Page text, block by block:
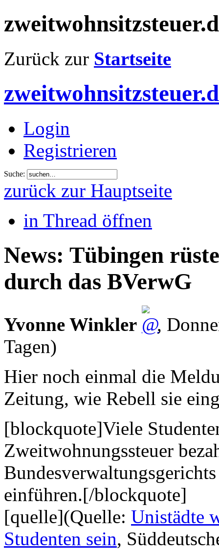
Zurück zur Startseite
Login
Registrieren
Suche:
zurück zur Hauptseite
in Thread öffnen
News: Tübingen
durch das BVerwG
Yvonne Winkler ,
Tagen)
Hier noch einmal die
Zeitung, wie Rebell sie
[blockquote]Viele
Zweitwohnungssteuer
einführen.[/blockquote]
[quelle](Quelle: Unistädte
Studenten sein,